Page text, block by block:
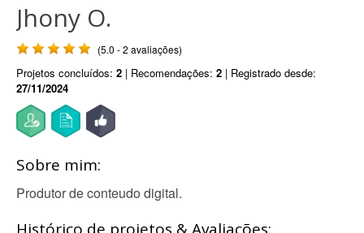
Jhony O.
(5.0 - 2 avaliações)
Projetos concluídos: 2 | Recomendações: 2 | Registrado desde:
27/11/2024
Sobre mim:
Produtor de conteudo digital.